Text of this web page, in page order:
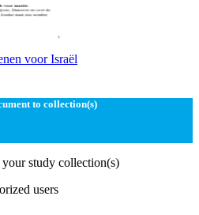
voor Israël
to collection(s)
study collection(s)
users